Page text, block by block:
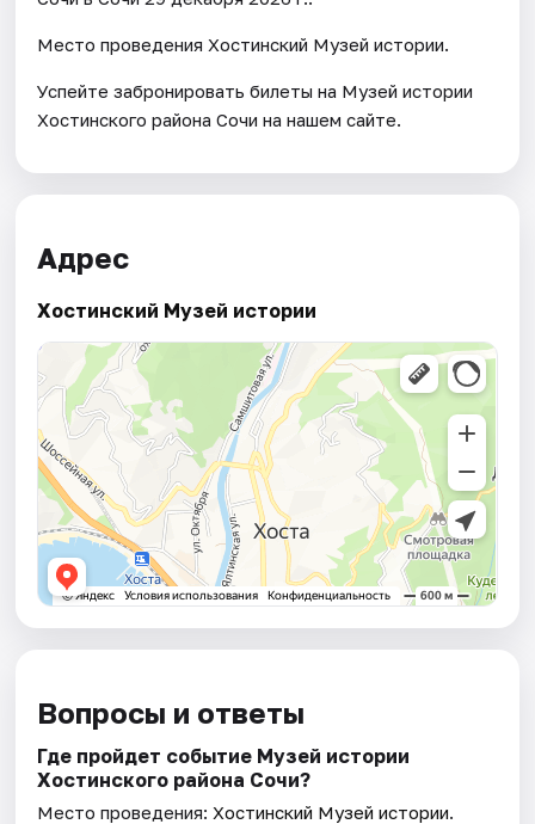
Место проведения Хостинский Музей истории.
Успейте забронировать билеты на Музей истории
Хостинского района Сочи на нашем сайте.
Адрес
Хостинский Музей истории
Вопросы и ответы
Где пройдет событие Музей истории
Хостинского района Сочи?
Место проведения:Хостинский Музей истории.